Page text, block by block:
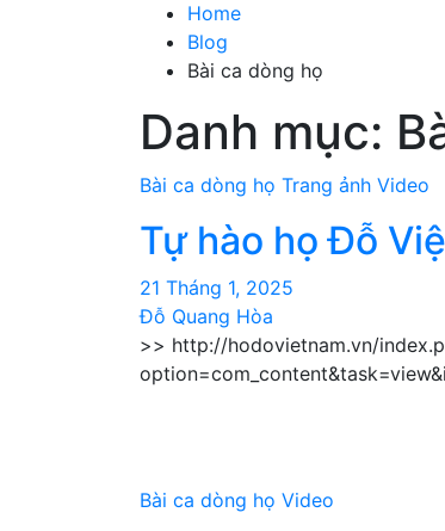
Home
Blog
Bài ca dòng họ
Danh mục:
Bài ca dòng họ Trang ảnh Video
Tự hào họ Đỗ
21 Tháng 1, 2025
Đỗ Quang Hòa
>> http://hodovietnam.vn/
Bài ca dòng họ Video